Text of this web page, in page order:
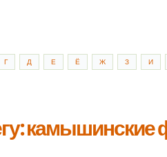
Г Д Е Ё Ж З И